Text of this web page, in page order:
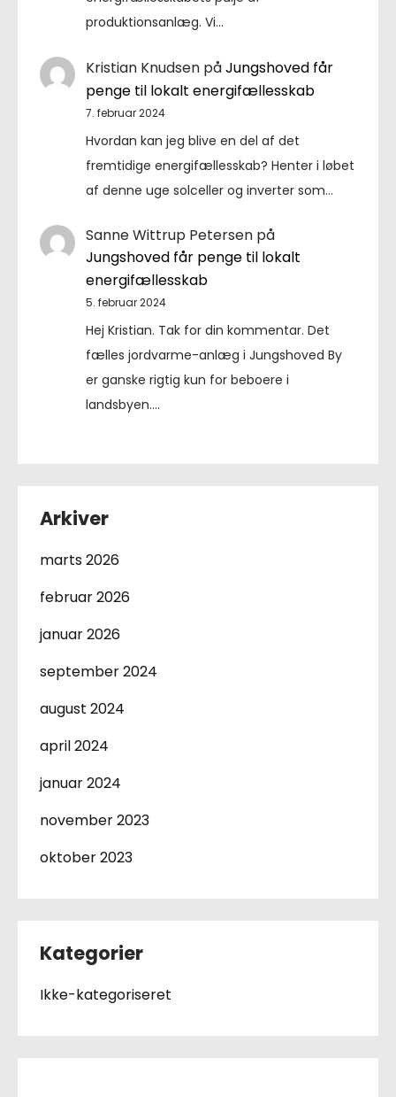
produktionsanlæg. Vi…
Kristian Knudsen påJungshoved får
penge til lokalt energifællesskab
7. februar 2024
Hvordan kan jeg blive en del af det
fremtidige energifællesskab? Henter i løbet
af denne uge solceller og inverter som…
Sanne Wittrup Petersen på
Jungshoved får penge til lokalt
energifællesskab
5. februar 2024
Hej Kristian. Tak for din kommentar. Det
fælles jordvarme-anlæg i Jungshoved By
er ganske rigtig kun for beboere i
landsbyen.…
Arkiver
marts 2026
februar 2026
januar 2026
september 2024
august 2024
april 2024
januar 2024
november 2023
oktober 2023
Kategorier
Ikke-kategoriseret